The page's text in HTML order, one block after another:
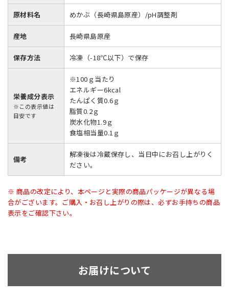
原材料名 めかぶ（長崎県島原産）/pH調整剤
産地 長崎県島原産
保存方法 冷凍（-18℃以下）で保存
栄養成分表示
※この表示値は
目安です
※100ｇ当たり
エネルギー6kcal
たんぱく質0.6ｇ
脂質0.2ｇ
炭水化物1.9ｇ
食塩相当量0.1ｇ
備考
解凍後は冷蔵保存し、当日中にお召し上がりく
ださい。
※ 商品の改定により、本ページと実際の商品パッケージが異なる場
合がございます。ご購入・お召し上がりの際は、必ずお手持ちの商品
表示をご確認下さい。
お届けについて